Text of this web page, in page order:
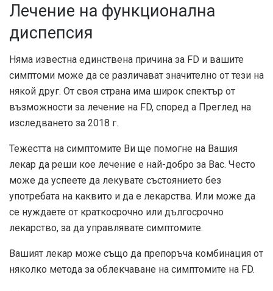
Лечение на функционална
диспепсия
Няма известна единствена причина за FD и вашите
симптоми може да се различават значително от тези на
някой друг. От своя страна има широк спектър от
възможности за лечение на FD, според a Преглед на
изследването за 2018 г.
Тежестта на симптомите Ви ще помогне на Вашия
лекар да реши кое лечение е най-добро за Вас. Често
може да успеете да лекувате състоянието без
употребата на каквито и да е лекарства. Или може да
се нуждаете от краткосрочно или дългосрочно
лекарство, за да управлявате симптомите.
Вашият лекар може също да препоръча комбинация от
няколко метода за облекчаване на симптомите на FD.